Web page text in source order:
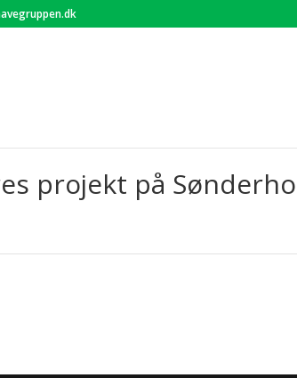
projekt på